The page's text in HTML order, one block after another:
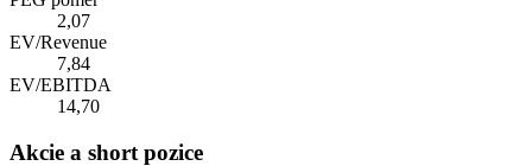
2,07
EV/Revenue
7,84
EV/EBITDA
14,70
Akcie a short pozice